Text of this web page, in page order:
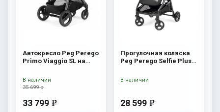
Автокресло Peg Perego
Primo Viaggio SL на
White/Black) Ascot
35 699 р
33 799 e
В наличии
Прогулочная коляска
Peg Perego Selfie Plus
28 599 e
В наличии